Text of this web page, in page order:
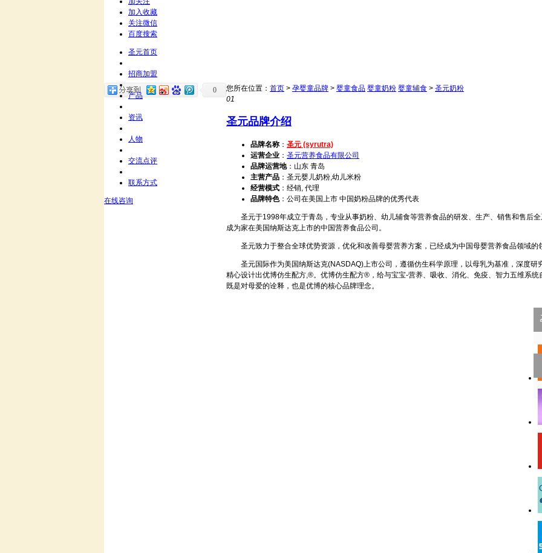
加入收藏
关注微信
百度搜索
圣元首页
招商加盟
产品
资讯
人物
交流点评
联系方式
在线咨询
0 您所在位置： 首页 > 孕婴童品牌 > 婴童食品 婴童奶粉 婴童辅食 > 圣元奶粉
01
圣元品牌介绍
品牌名称 ： 圣元 (syrutra)
运营企业 ： 圣元营养食品有限公司
品牌运营地：山东 青岛
主营产品 ：圣元婴儿奶粉,幼儿米粉
经营模式 ：经销, 代理
品牌特色：公司在美国上市 中国奶粉品牌的优秀代表
圣元于1998年成立于青岛，专业从事奶粉、幼儿辅食等营养食品的研发、生产、销售和售后
成为家在美国纳斯达克上市的中国营养食品公司。
圣元致力于整合全球优势资源，优化和改善母婴营养方案，已经成为中国母婴营养食品领域的
圣元国际作为美国纳斯达克(NASDAQ)上市公司，遵循仿生科学原理，以母乳为基准，深度研
精心设计出优博仿生配方,®。优博仿生配方®，给与宝宝-营养、吸收、消化、免疫、智力五维系统
既是对母爱的诠释，也是优博的核心品牌理念。